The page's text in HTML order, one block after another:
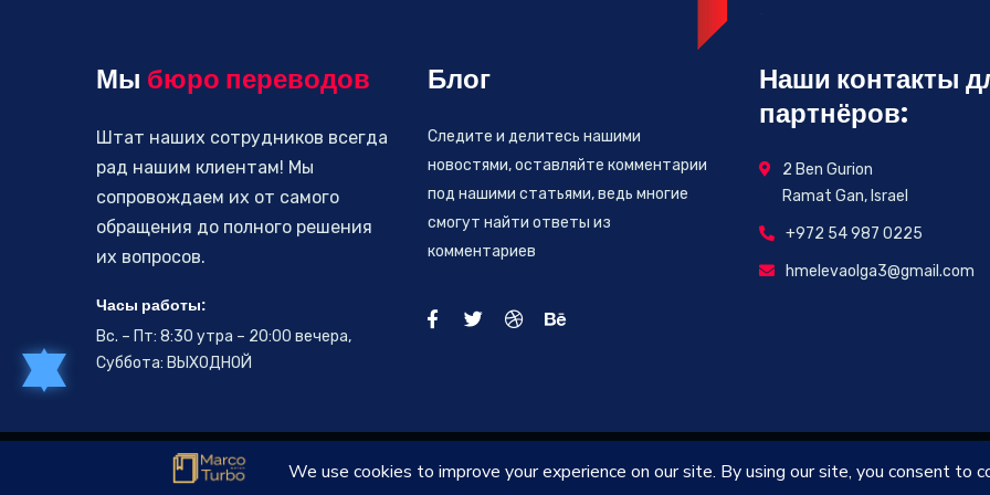
Мы бюро переводов
Штат наших сотрудников всегда
рад нашим клиентам! Мы
сопровождаем их от самого
обращения до полного решения
их вопросов.
Часы работы:
Вс. – Пт: 8:30 утра – 20:00 вечера,
Суббота: ВЫХОДНОЙ
Блог
Следите и делитесь нашими
новостями, оставляйте комментарии
под нашими статьями, ведь многие
смогут найти ответы из
комментариев
Наши контакты
партнёров:
2 Ben Gurion
Ramat Gan, Israel
+972 54 987 0225
hmelevaolga3@gmail.com
2026 © All rights reserved byAtid Israel